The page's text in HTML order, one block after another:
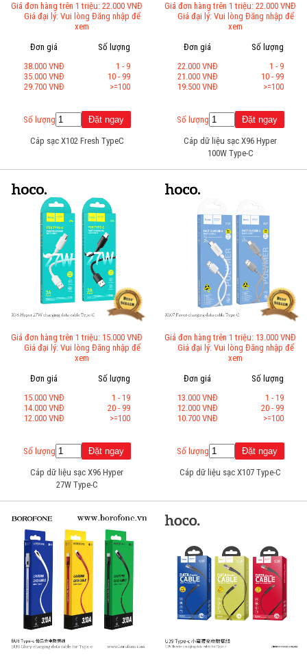
Giá đơn hàng trên 1 triệu: 22.000 VNĐ
Giá đại lý: Vui lòng Đăng nhập để
xem
Đơn giá
38.000 VNĐ
35.000 VNĐ
29.700 VNĐ
Số lượng
1 - 9
10 - 99
>=100
Số lượng
Cáp sạc X102 Fresh TypeC
Giá đơn hàng trên 1 triệu: 22.000 VNĐ
Giá đại lý: Vui lòng Đăng nhập để
xem
Đơn giá
22.000 VNĐ
21.000 VNĐ
19.500 VNĐ
Số lượng
1 - 9
10 - 99
>=100
Số lượng
Cáp dữ liệu sạc X96 Hyper
100W Type-C
Giá đơn hàng trên 1 triệu: 15.000 VNĐ
Giá đại lý: Vui lòng Đăng nhập để
xem
Đơn giá
15.000 VNĐ
14.000 VNĐ
12.000 VNĐ
Số lượng
1 - 19
20 - 99
>=100
Số lượng
Cáp dữ liệu sạc X96 Hyper
27W Type-C
Giá đơn hàng trên 1 triệu: 13.000 VNĐ
Giá đại lý: Vui lòng Đăng nhập để
xem
Đơn giá
13.000 VNĐ
12.000 VNĐ
10.700 VNĐ
Số lượng
1 - 19
20 - 99
>=100
Số lượng
Cáp dữ liệu sạc X107 Type-C